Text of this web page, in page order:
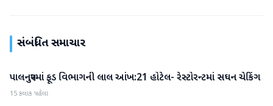
સંબંધિત સમાચાર
બનાસકાંઠા
પાલનપુરમાં ફૂડ વિભાગની લાલ આંખ:21 હોટેલ- રેસ્ટોરન્ટમાં સઘન ચેકિંગ
15 કલાક પહેલા